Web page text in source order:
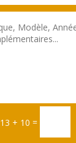
13 + 10 =